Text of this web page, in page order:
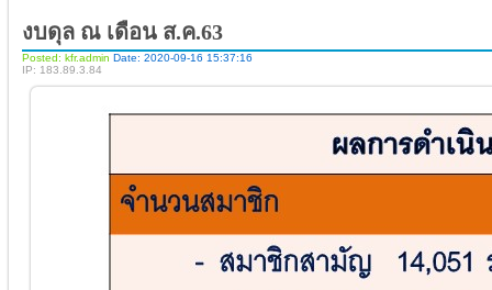
งบดุล ณ เดือน ส.ค.63
Posted: kfr.admin Date: 2020-09-16 15:37:16
IP: 183.89.3.84